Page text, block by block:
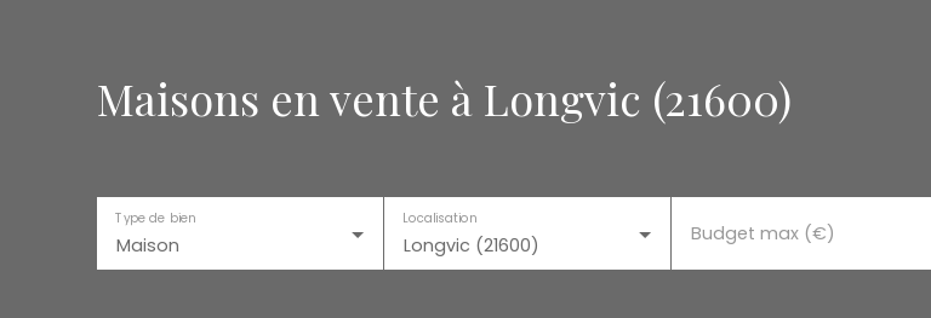
Maisons en vente à Longvic (21600)
Maison
Type de bien
Longvic (21600)
Localisation
Budget max (€)